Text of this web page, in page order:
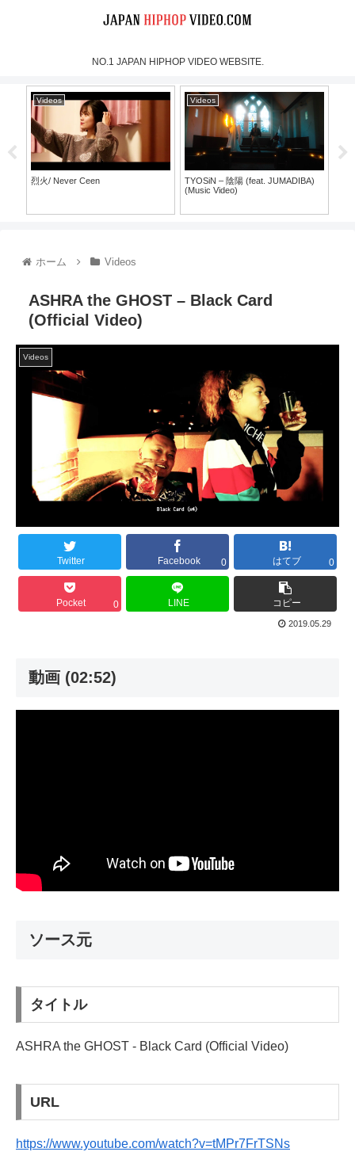
NO.1 JAPAN HIPHOP VIDEO WEBSITE.
Videos
烈火/ Never Ceen
Videos
TYOSiN – 陰陽 (feat. JUMADIBA)
(Music Video)
ホーム Videos
ASHRA the GHOST – Black Card
(Official Video)
Videos
Twitter Facebook 0 はてブ 0
Pocket 0 LINE コピー
2019.05.29
動画 (02:52)
ソース元
タイトル
ASHRA the GHOST - Black Card (Official Video)
URL
https://www.youtube.com/watch?v=tMPr7FrTSNs